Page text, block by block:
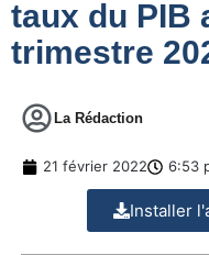
taux du PIB
trimestre
La Rédaction
21 février 2022 6:53
Installer